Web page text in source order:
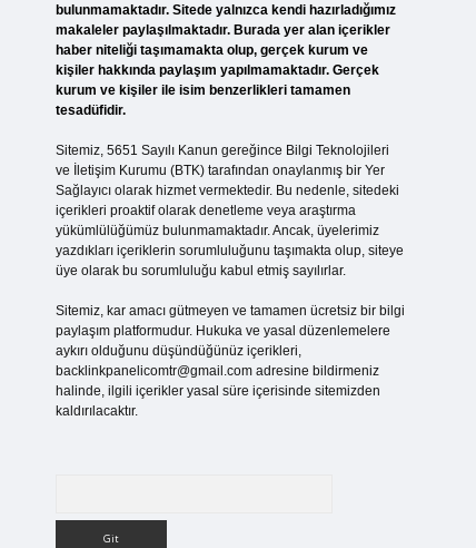
bulunmamaktadır. Sitede yalnızca kendi hazırladığımız
makaleler paylaşılmaktadır. Burada yer alan içerikler
haber niteliği taşımamakta olup, gerçek kurum ve
kişiler hakkında paylaşım yapılmamaktadır. Gerçek
kurum ve kişiler ile isim benzerlikleri tamamen
tesadüfidir.
Sitemiz, 5651 Sayılı Kanun gereğince Bilgi Teknolojileri
ve İletişim Kurumu (BTK) tarafından onaylanmış bir Yer
Sağlayıcı olarak hizmet vermektedir. Bu nedenle, sitedeki
içerikleri proaktif olarak denetleme veya araştırma
yükümlülüğümüz bulunmamaktadır. Ancak, üyelerimiz
yazdıkları içeriklerin sorumluluğunu taşımakta olup, siteye
üye olarak bu sorumluluğu kabul etmiş sayılırlar.
Sitemiz, kar amacı gütmeyen ve tamamen ücretsiz bir bilgi
paylaşım platformudur. Hukuka ve yasal düzenlemelere
aykırı olduğunu düşündüğünüz içerikleri,
backlinkpanelicomtr@gmail.comadresine bildirmeniz
halinde, ilgili içerikler yasal süre içerisinde sitemizden
kaldırılacaktır.